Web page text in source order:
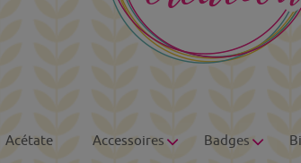
Acétate Accessoires Badges